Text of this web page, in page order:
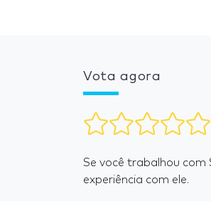
Vota agora
Se você trabalhou
experiência com ele.